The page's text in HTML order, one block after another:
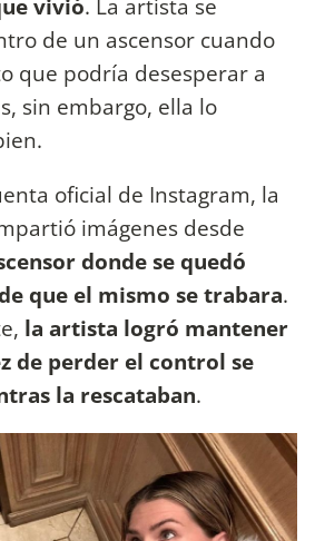
de un ascensor cuando
que podría desesperar a
sin embargo, ella lo
oficial de Instagram, la
imágenes desde
donde se quedó
que el mismo se trabara.
la artista logró mantener
de perder el control se
la rescataban.